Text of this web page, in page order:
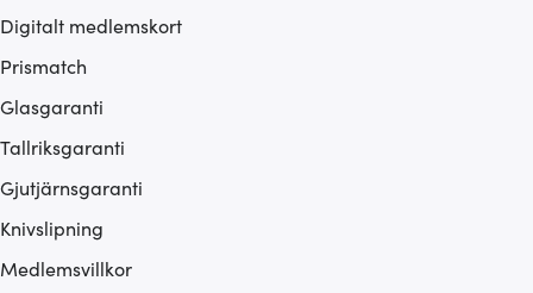
Digitalt medlemskort
Prismatch
Glasgaranti
Tallriksgaranti
Gjutjärnsgaranti
Knivslipning
Medlemsvillkor